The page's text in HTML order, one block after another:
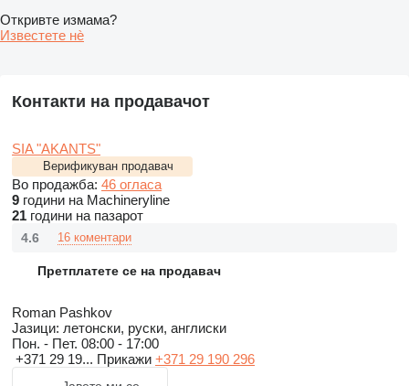
Откривте измама?
Известете нѐ
Контакти на продавачот
SIA "AKANTS"
Верификуван продавач
Во продажба: 46 огласа
9 години на Machineryline
21 години на пазарот
4.6 16 коментари
Претплатете се на продавач
Roman Pashkov
Јазици: летонски, руски, англиски
Пон. - Пет. 08:00 - 17:00
+371 29 19... Прикажи +371 29 190 296